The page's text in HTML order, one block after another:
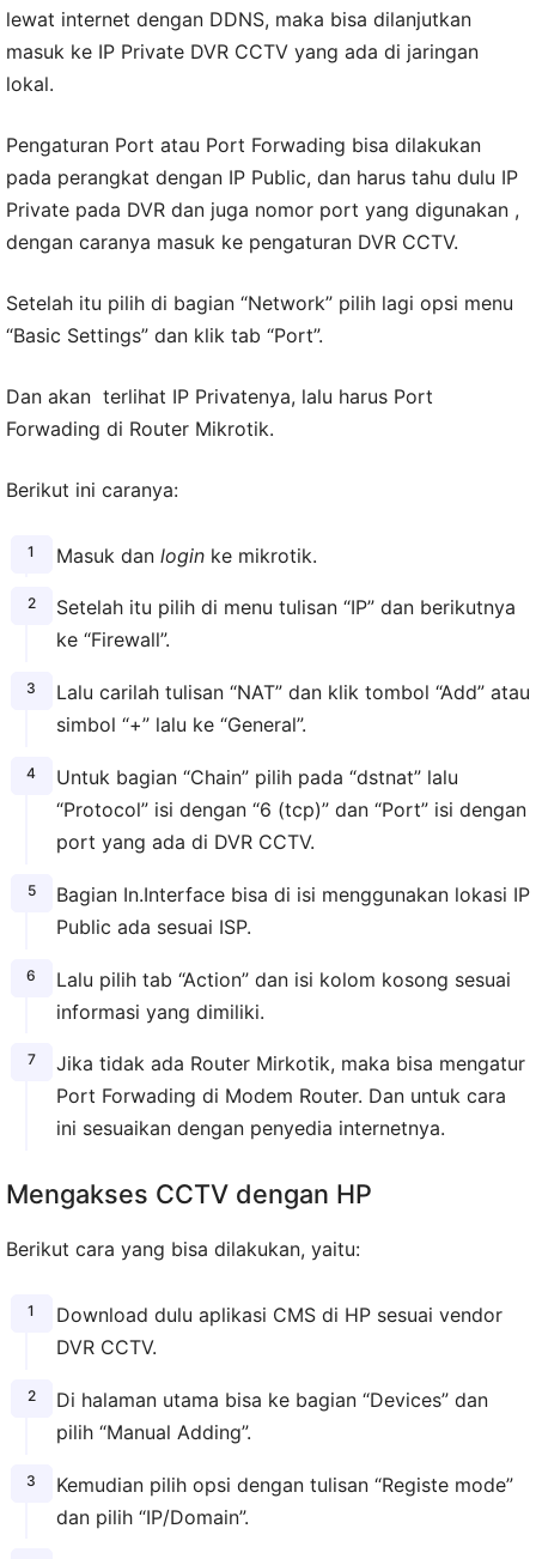
lewat internet dengan DDNS, maka bisa dilanjutkan
masuk ke IP Private DVR CCTV yang ada di jaringan
lokal.
Pengaturan Port atau Port Forwading bisa dilakukan
pada perangkat dengan IP Public, dan harus tahu dulu IP
Private pada DVR dan juga nomor port yang digunakan ,
dengan caranya masuk ke pengaturan DVR CCTV.
Setelah itu pilih di bagian “Network” pilih lagi opsi menu
“Basic Settings” dan klik tab “Port”.
Dan akan terlihat IP Privatenya, lalu harus Port
Forwading di Router Mikrotik.
Berikut ini caranya:
Masuk dan loginke mikrotik.
Setelah itu pilih di menu tulisan “IP” dan berikutnya
ke “Firewall”.
Lalu carilah tulisan “NAT” dan klik tombol “Add” atau
simbol “+” lalu ke “General”.
Untuk bagian “Chain” pilih pada “dstnat” lalu
“Protocol” isi dengan “6 (tcp)” dan “Port” isi dengan
port yang ada di DVR CCTV.
Bagian In.Interface bisa di isi menggunakan lokasi IP
Public ada sesuai ISP.
Lalu pilih tab “Action” dan isi kolom kosong sesuai
informasi yang dimiliki.
Jika tidak ada Router Mirkotik, maka bisa mengatur
Port Forwading di Modem Router. Dan untuk cara
ini sesuaikan dengan penyedia internetnya.
Mengakses CCTV dengan HP
Berikut cara yang bisa dilakukan, yaitu:
Download dulu aplikasi CMS di HP sesuai vendor
DVR CCTV.
Di halaman utama bisa ke bagian “Devices” dan
pilih “Manual Adding”.
Kemudian pilih opsi dengan tulisan “Registe mode”
dan pilih “IP/Domain”.